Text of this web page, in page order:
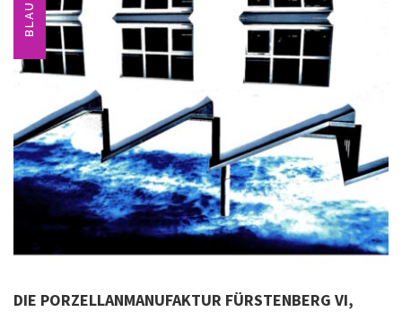
BLAU
DIE PORZELLANMANUFAKTUR FÜRSTENBERG VI,